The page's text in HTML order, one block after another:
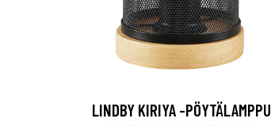
LINDBY KIRIYA -PÖYTÄLAMPPU